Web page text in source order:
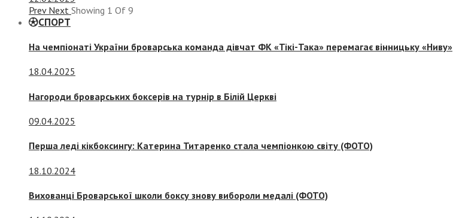
Prev Next Showing 1 Of 9
СПОРТ
На чемпіонаті України броварська команда дівчат ФК «Тікі-Така» перемагає вінницьку «Ниву»
18.04.2025
Нагороди броварських боксерів на турнір в Білій Церкві
09.04.2025
Перша леді кікбоксингу: Катерина Титаренко стала чемпіонкою світу (ФОТО)
18.10.2024
Вихованці Броварської школи боксу знову вибороли медалі (ФОТО)